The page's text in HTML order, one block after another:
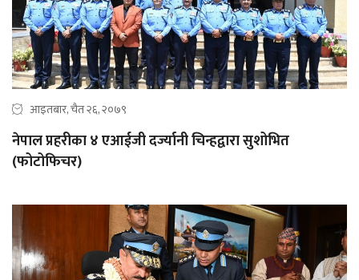
आइतबार, चैत २६, २०७९
नेपाल प्रहरीका ४ एआईजी दर्ज्यानी चिन्हद्वारा सुशोभित
(फोटोफिचर)